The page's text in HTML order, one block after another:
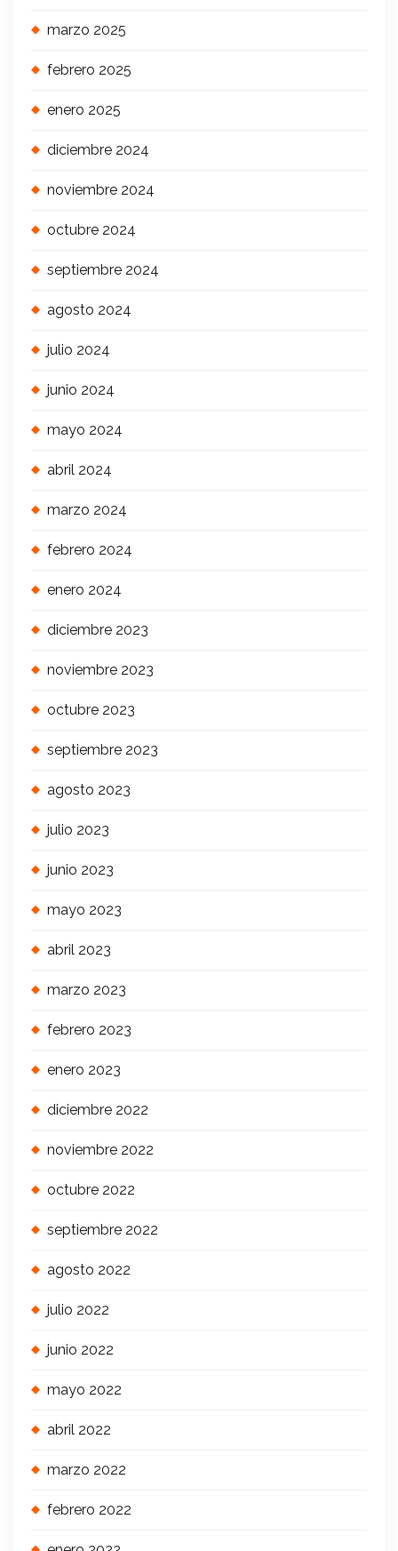
marzo 2025
febrero 2025
enero 2025
diciembre 2024
noviembre 2024
octubre 2024
septiembre 2024
agosto 2024
julio 2024
junio 2024
mayo 2024
abril 2024
marzo 2024
febrero 2024
enero 2024
diciembre 2023
noviembre 2023
octubre 2023
septiembre 2023
agosto 2023
julio 2023
junio 2023
mayo 2023
abril 2023
marzo 2023
febrero 2023
enero 2023
diciembre 2022
noviembre 2022
octubre 2022
septiembre 2022
agosto 2022
julio 2022
junio 2022
mayo 2022
abril 2022
marzo 2022
febrero 2022